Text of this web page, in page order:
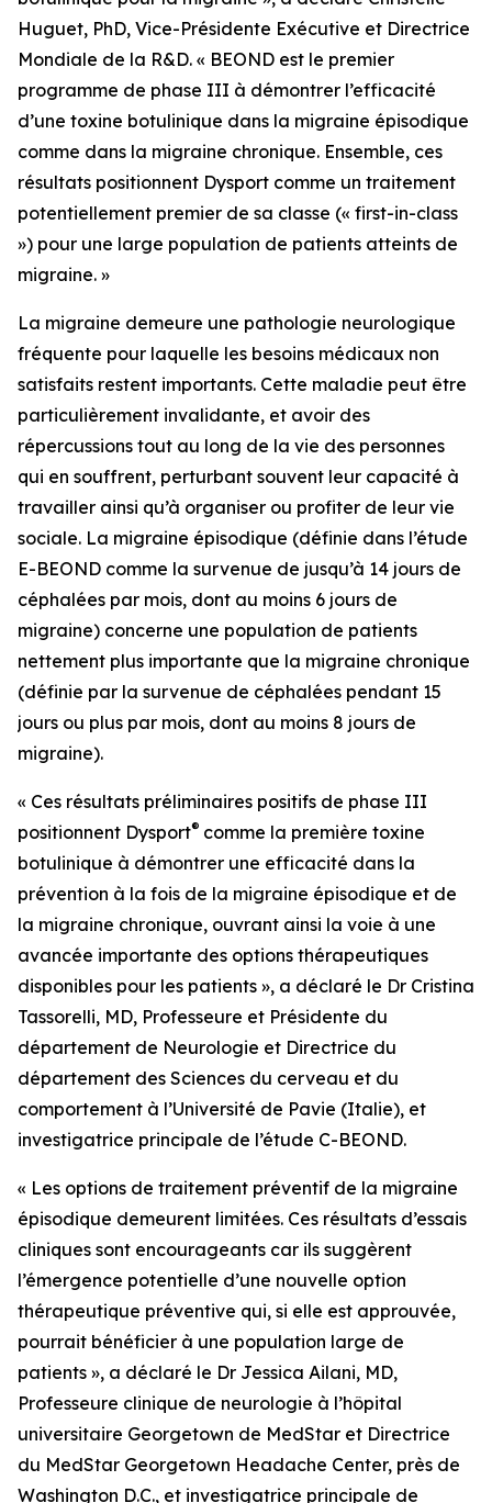
Huguet, PhD, Vice-Présidente Exécutive et Directrice
Mondiale de la R&D. « BEOND est le premier
programme de phase III à démontrer l’efficacité
d’une toxine botulinique dans la migraine épisodique
comme dans la migraine chronique. Ensemble, ces
résultats positionnent Dysport comme un traitement
potentiellement premier de sa classe (« first-in-class
») pour une large population de patients atteints de
migraine. »
La migraine demeure une pathologie neurologique
fréquente pour laquelle les besoins médicaux non
satisfaits restent importants. Cette maladie peut être
particulièrement invalidante, et avoir des
répercussions tout au long de la vie des personnes
qui en souffrent, perturbant souvent leur capacité à
travailler ainsi qu’à organiser ou profiter de leur vie
sociale. La migraine épisodique (définie dans l’étude
E-BEOND comme la survenue de jusqu’à 14 jours de
céphalées par mois, dont au moins 6 jours de
migraine) concerne une population de patients
nettement plus importante que la migraine chronique
(définie par la survenue de céphalées pendant 15
jours ou plus par mois, dont au moins 8 jours de
migraine).
« Ces résultats préliminaires positifs de phase III
positionnent Dysport® comme la première toxine
botulinique à démontrer une efficacité dans la
prévention à la fois de la migraine épisodique et de
la migraine chronique, ouvrant ainsi la voie à une
avancée importante des options thérapeutiques
disponibles pour les patients », a déclaré le Dr Cristina
Tassorelli, MD, Professeure et Présidente du
département de Neurologie et Directrice du
département des Sciences du cerveau et du
comportement à l’Université de Pavie (Italie), et
investigatrice principale de l’étude C-BEOND.
« Les options de traitement préventif de la migraine
épisodique demeurent limitées. Ces résultats d’essais
cliniques sont encourageants car ils suggèrent
l’émergence potentielle d’une nouvelle option
thérapeutique préventive qui, si elle est approuvée,
pourrait bénéficier à une population large de
patients », a déclaré le Dr Jessica Ailani, MD,
Professeure clinique de neurologie à l’hôpital
universitaire Georgetown de MedStar et Directrice
du MedStar Georgetown Headache Center, près de
Washington D.C., et investigatrice principale de